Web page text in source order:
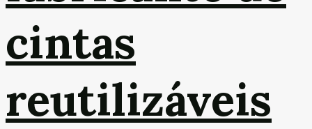
cintas
reutilizáveis